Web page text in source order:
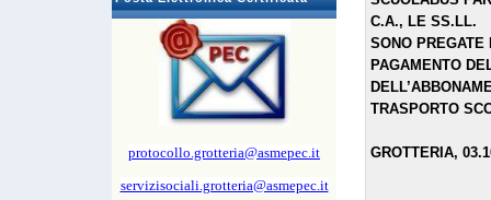
protocollo.grotteria@asmepec.it
servizisociali.grotteria@asmepec.it
C.A., LE SS.LL.
SONO PREGATE
PAGAMENTO
TRASPORTO
GROTTERIA,